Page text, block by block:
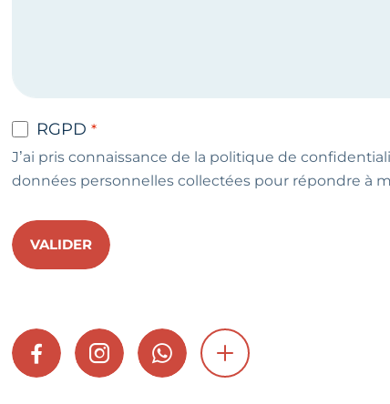
RGPD
J’ai pris connaissance de la politique de
données personnelles collectées pour répondre à
VALIDER
FACEBOOKINSTAGRAMWHATSAPPSHOW MORE